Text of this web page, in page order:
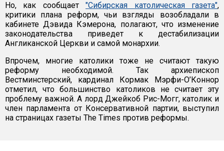
Но, как сообщает"Сибирская католическая газета",
критики плана реформ, чьи взгляды возобладали в
кабинете Дэвида Кэмерона, полагают, что изменение
законодательства приведет к дестабилизации
Англиканской Церкви и самой монархии.
Впрочем, многие католики тоже не считают такую
реформу необходимой. Так архиепископ
Вестминстерский, кардинал Кормак Мэрфи-О’Коннор
отметил, что большинство католиков не считает эту
проблему важной. А лорд Джейкоб Рис-Могг, католик и
член парламента от Консервативной партии, выступил
на страницах газеты The Times против реформы.